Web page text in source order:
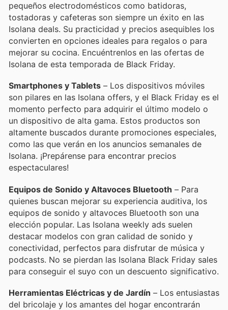
pequeños electrodomésticos como batidoras,
tostadoras y cafeteras son siempre un éxito en las
Isolana deals. Su practicidad y precios asequibles los
convierten en opciones ideales para regalos o para
mejorar su cocina. Encuéntrenlos en las ofertas de
Isolana de esta temporada de Black Friday.
Smartphones y Tablets – Los dispositivos móviles
son pilares en las Isolana offers, y el Black Friday es el
momento perfecto para adquirir el último modelo o
un dispositivo de alta gama. Estos productos son
altamente buscados durante promociones especiales,
como las que verán en los anuncios semanales de
Isolana. ¡Prepárense para encontrar precios
espectaculares!
Equipos de Sonido y Altavoces Bluetooth – Para
quienes buscan mejorar su experiencia auditiva, los
equipos de sonido y altavoces Bluetooth son una
elección popular. Las Isolana weekly ads suelen
destacar modelos con gran calidad de sonido y
conectividad, perfectos para disfrutar de música y
podcasts. No se pierdan las Isolana Black Friday sales
para conseguir el suyo con un descuento significativo.
Herramientas Eléctricas y de Jardín – Los entusiastas
del bricolaje y los amantes del hogar encontrarán